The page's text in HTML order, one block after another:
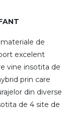
de
excelent
vine insotita de
prin care
din diverse
de 4 site de